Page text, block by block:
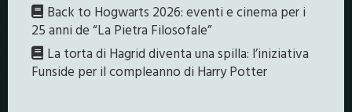
Back to Hogwarts 2026: eventi e cinema per i
25 anni de “La Pietra Filosofale”
La torta di Hagrid diventa una spilla: l’iniziativa
Funside per il compleanno di Harry Potter